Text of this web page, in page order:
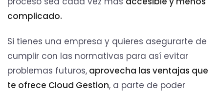
complicado.
Si tienes una empresa y quieres asegurarte de
cumplir con las normativas para así evitar
problemas futuros, aprovecha las ventajas que
te ofrece Cloud Gestion, a parte de poder